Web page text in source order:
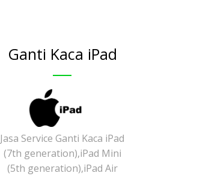
Ganti Kaca iPad
Jasa Service Ganti Kaca iPad
(7th generation),iPad Mini
(5th generation),iPad Air